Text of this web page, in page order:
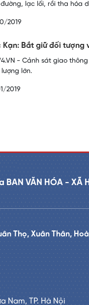
lạc lối, rồi tha hóa
2019
Kạn: Bắt giữ đối tượng
- Cảnh sát giao
lượng lớn.
2019
BAN VĂN HÓA - XÃ
Thọ, Xuân Thân,
Nam, TP. Hà Nội